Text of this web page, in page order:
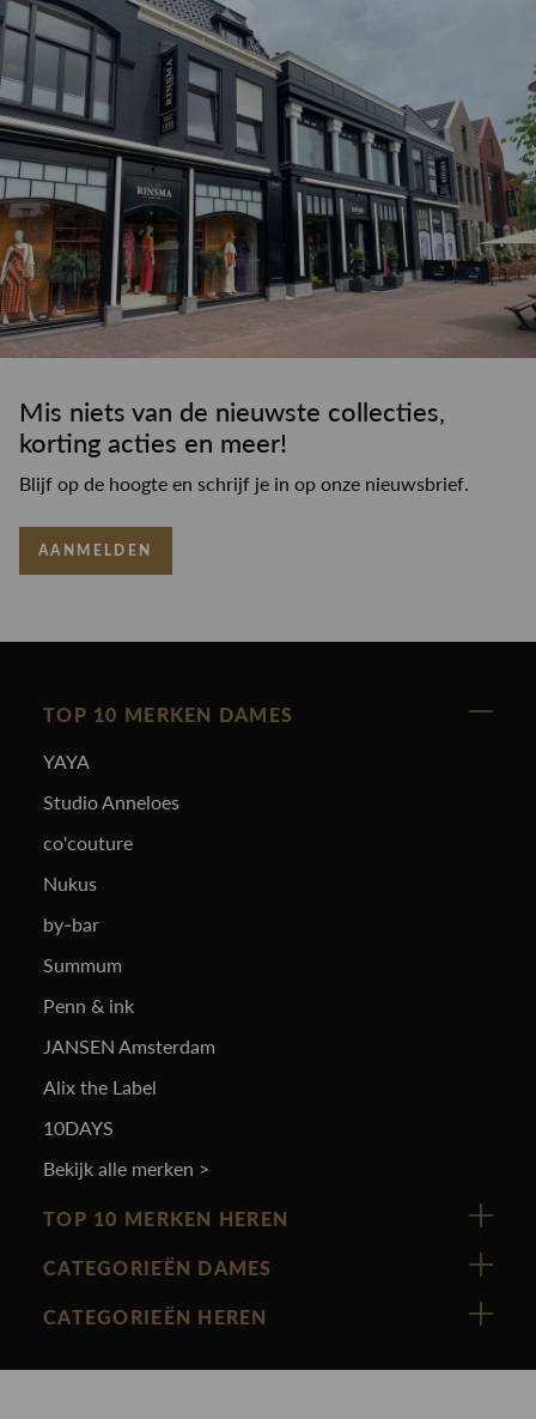
Mis niets van de nieuwste collecties,
korting acties en meer!
Blijf op de hoogte en schrijf je in op onze nieuwsbrief.
AANMELDEN
TOP 10 MERKEN DAMES
YAYA
Studio Anneloes
co'couture
Nukus
by-bar
Summum
Penn & ink
JANSEN Amsterdam
Alix the Label
10DAYS
Bekijk alle merken >
TOP 10 MERKEN HEREN
Vanguard
Cast Iron
CATEGORIEËN DAMES
Nieuw binnen
CATEGORIEËN HEREN